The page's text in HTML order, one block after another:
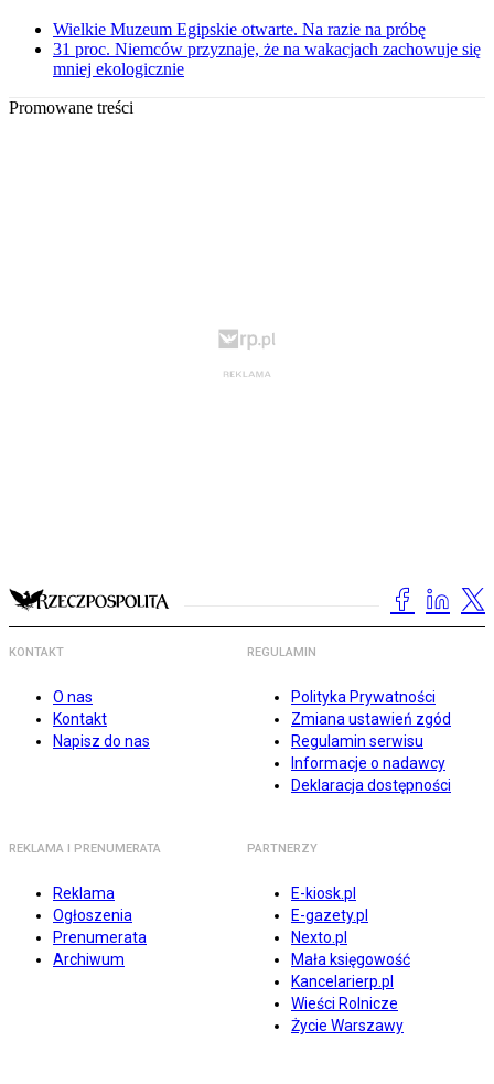
Wielkie Muzeum Egipskie otwarte. Na razie na próbę
31 proc. Niemców przyznaje, że na wakacjach zachowuje się
mniej ekologicznie
Promowane treści
KONTAKT
O nas
Kontakt
Napisz do nas
REGULAMIN
Polityka Prywatności
Zmiana ustawień zgód
Regulamin serwisu
Informacje o nadawcy
Deklaracja dostępności
REKLAMA I PRENUMERATA
Reklama
Ogłoszenia
Prenumerata
Archiwum
PARTNERZY
E-kiosk.pl
E-gazety.pl
Nexto.pl
Mała księgowość
Kancelarierp.pl
Wieści Rolnicze
Życie Warszawy